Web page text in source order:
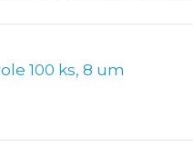
100 ks, 8 um